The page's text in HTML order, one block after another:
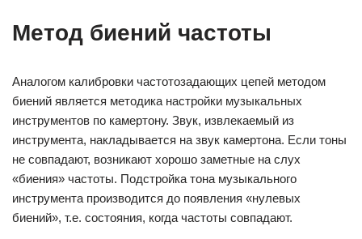
Метод биений частоты
Аналогом калибровки частотозадающих цепей методом
биений является методика настройки музыкальных
инструментов по камертону. Звук, извлекаемый из
инструмента, накладывается на звук камертона. Если тоны
не совпадают, возникают хорошо заметные на слух
«биения» частоты. Подстройка тона музыкального
инструмента производится до появления «нулевых
биений», т.е. состояния, когда частоты совпадают.